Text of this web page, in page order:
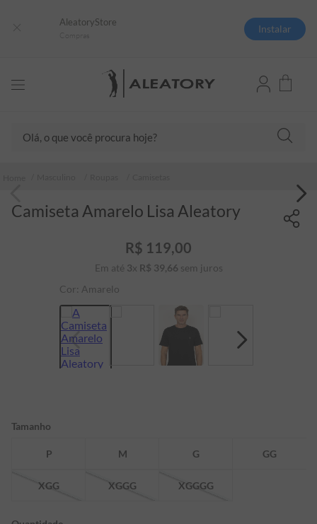
AleatoryStore
Instalar
Camiseta Amarelo Lisa Aleatory
R$ 119,00
Em até 3x R$ 39,66 sem juros
Cor: Amarelo
Tamanho
P M G GG
XGG XGGG XGGGG
2º
camiseta listrada
4
camiseta
jaqueta
7
bermuda
º
manga longa